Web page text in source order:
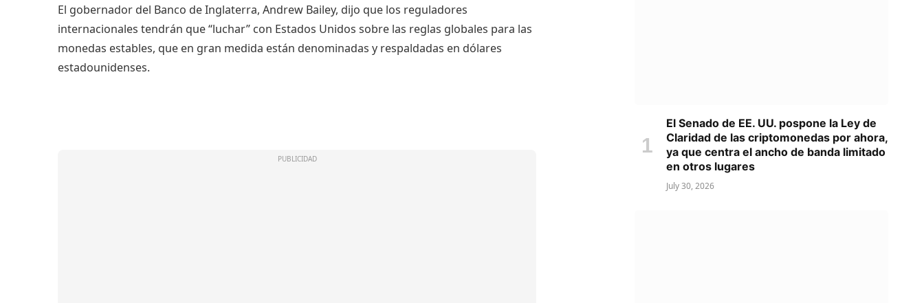
El gobernador del Banco de Inglaterra, Andrew Bailey, dijo que los reguladores
internacionales tendrán que “luchar” con Estados Unidos sobre las reglas globales para las
monedas estables, que en gran medida están denominadas y respaldadas en dólares
estadounidenses.
El Senado de EE. UU. pospone la Ley de
Claridad de las criptomonedas por ahora,
ya que centra el ancho de banda limitado
en otros lugares
July 30, 2026